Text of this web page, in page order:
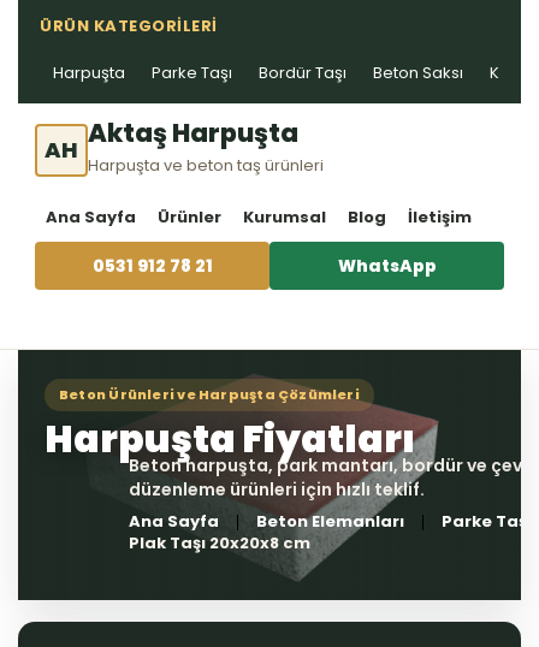
ÜRÜN KATEGORILERI
Harpuşta Parke Taşı Bordür Taşı Beton Saksı Kablo
AH Aktaş Harpuşta
Harpuşta ve beton taş ürünleri
Ana Sayfa Ürünler Kurumsal Blog İletişim
0531 912 78 21 WhatsApp
Ana Sayfa Beton Elemanları
Parke Taşı
Plak Taşı 20x20x8 cm